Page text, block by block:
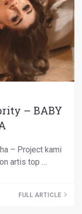
– BABY
– Project kami
artis top …
FULL ARTICLE